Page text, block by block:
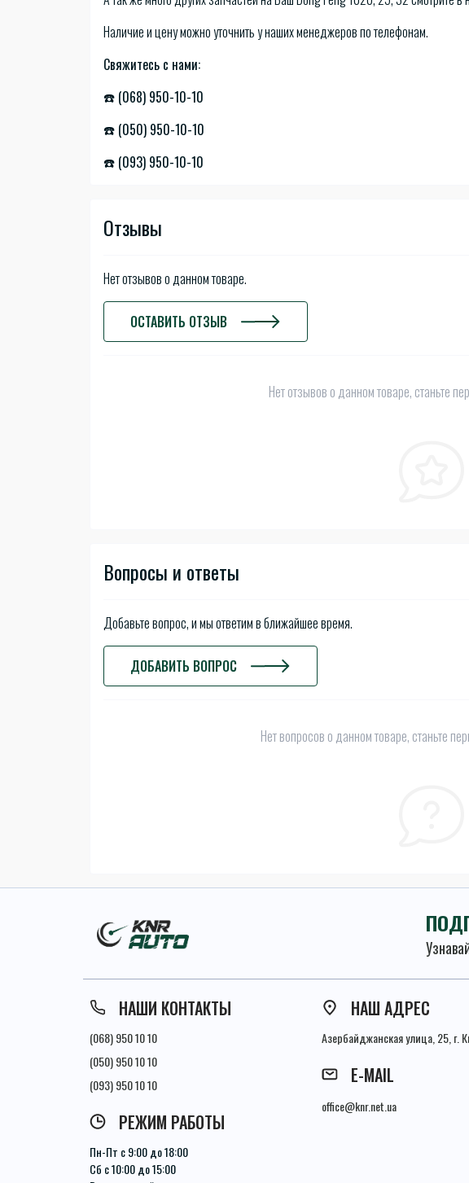
Наличие и цену можно уточнить у наших менеджеров по телефонам.
Свяжитесь с нами:
☎️ (068) 950-10-10
☎️ (050) 950-10-10
☎️ (093) 950-10-10
Отзывы
Нет отзывов о данном товаре.
ОСТАВИТЬ ОТЗЫВ
Нет отзывов о данном товаре, станьте
Вопросы и ответы
Добавьте вопрос, и мы ответим в ближайшее время.
ДОБАВИТЬ ВОПРОС
Нет вопросов о данном товаре, станьте
НАШИ КОНТАКТЫ
(068) 950 10 10
(050) 950 10 10
(093) 950 10 10
РЕЖИМ РАБОТЫ
Пн-Пт с 9:00 до 18:00
Сб с 10:00 до 15:00
НАШ АДРЕС
Азербайджанская улица, 25, г.
E-MAIL
office@knr.net.ua